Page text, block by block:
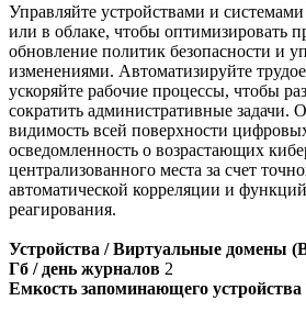
Управляйте устройствами и
или в облаке, чтобы оптимизировать
обновление политик безопасности и
изменениями. Автоматизируйте
ускоряйте рабочие процессы, чтобы
сократить административные задачи.
видимость всей поверхности
осведомленность о возрастающих
централизованного места за счет
автоматической корреляции и
реагирования.
Устройства / Виртуальные домены
Гб / день журналов 2
Емкость запоминающего устройства